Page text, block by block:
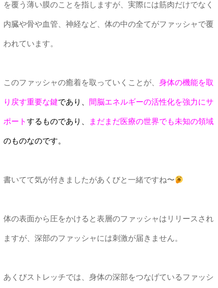
を覆う薄い膜のことを指しますが、実際には筋肉だけでなく
内臓や骨や血管、神経など、体の中の全てがファッシャで覆
われています。
このファッシャの癒着を取っていくことが、 身体の機能を取
り戻す重要な鍵であり、 間脳エネルギーの活性化を強力にサ
ポート するものであり、 まだまだ医療の世界でも未知の領域
のものなのです。
書いてて気が付きましたがあくびと一緒ですね〜
体の表面から圧をかけると表層のファッシャはリリースされ
ますが、深部のファッシャには刺激が届きません。
あくびストレッチでは、身体の深部をつなげているファッシ